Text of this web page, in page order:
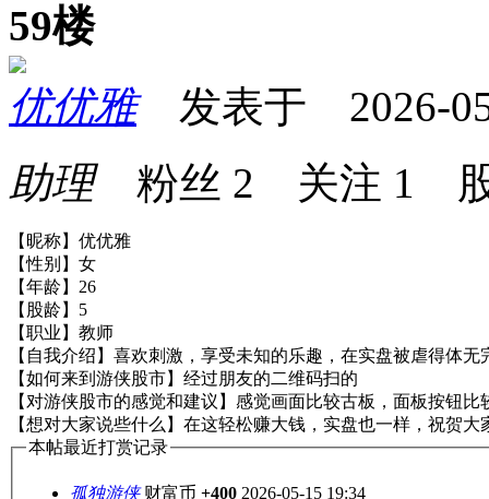
59楼
优优雅发表于 2026-
助理粉丝 2 关注 1
【昵称】优优雅
【性别】女
【年龄】26
【股龄】5
【职业】教师
【自我介绍】喜欢刺激，享受未知的乐趣，在实盘被虐得体
【如何来到游侠股市】经过朋友的二维码扫的
【对游侠股市的感觉和建议】感觉画面比较古板，面板按钮
【想对大家说些什么】在这轻松赚大钱，实盘也一样，祝贺大
本帖最近打赏记录
孤独游侠 财富币 +400 2026-05-15 19:34